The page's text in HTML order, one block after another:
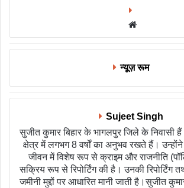
न्यूज़ रूम
Sujeet Singh
सुजीत कुमार बिहार के भागलपुर जिले के निवासी
क्षेत्र में लगभग 8 वर्षों का अनुभव रखते हैं।
जीवन में विशेष रूप से क्राइम और राजनीति
सक्रिय रूप से रिपोर्टिंग की है। उनकी रिपोर्टिंग
जमीनी मुद्दों पर आधारित मानी जाती है।सुजीत